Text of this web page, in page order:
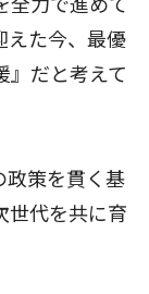
えた今、最優
』だと考えて
策を貫く基
代を共に育